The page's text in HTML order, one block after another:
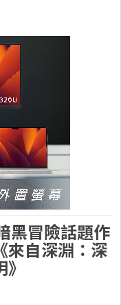
黑冒險話題作
來自深淵：深